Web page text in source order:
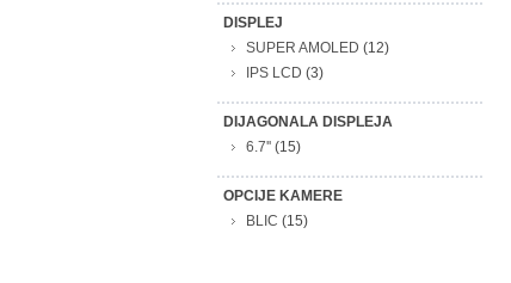
DISPLEJ
SUPER AMOLED (12)
IPS LCD (3)
DIJAGONALA DISPLEJA
6.7'' (15)
OPCIJE KAMERE
BLIC (15)